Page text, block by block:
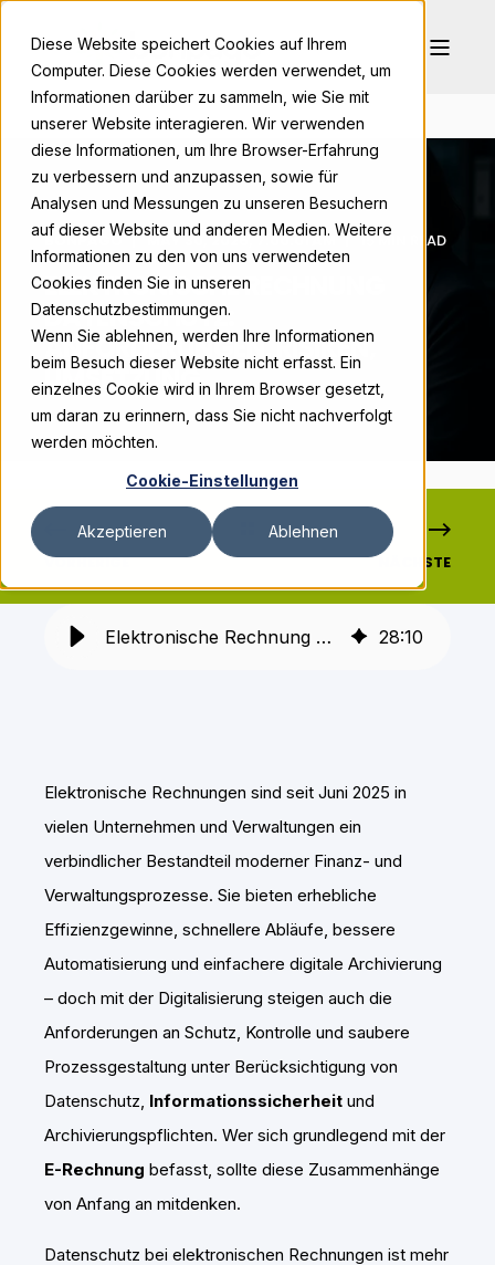
Diese Website speichert Cookies auf Ihrem
Computer. Diese Cookies werden verwendet, um
Informationen darüber zu sammeln, wie Sie mit
unserer Website interagieren. Wir verwenden
diese Informationen, um Ihre Browser-Erfahrung
zu verbessern und anzupassen, sowie für
Analysen und Messungen zu unseren Besuchern
auf dieser Website und anderen Medien. Weitere
Informationen zu den von uns verwendeten
Cookies finden Sie in unseren
Datenschutzbestimmungen.
Wenn Sie ablehnen, werden Ihre Informationen
beim Besuch dieser Website nicht erfasst. Ein
einzelnes Cookie wird in Ihrem Browser gesetzt,
um daran zu erinnern, dass Sie nicht nachverfolgt
werden möchten.
Cookie-Einstellungen
Akzeptieren Ablehnen
BONPAGO MAY 30, 2026, 7:00:01 AM 15 MIN READ
ELEKTRONISCHE RECHNUNG
DATENSCHUTZ:
ANFORDERUNGEN, RISIKEN,
UMSETZUNG
VORHERIGE NÄCHSTE
Elektronische Rechnung Datenschutz: Anforderungen, Risiken, Umsetzung 28:10
Elektronische Rechnungen sind seit Juni 2025 in
vielen Unternehmen und Verwaltungen ein
verbindlicher Bestandteil moderner Finanz- und
Verwaltungsprozesse. Sie bieten erhebliche
Effizienzgewinne, schnellere Abläufe, bessere
Automatisierung und einfachere digitale Archivierung
– doch mit der Digitalisierung steigen auch die
Anforderungen an Schutz, Kontrolle und saubere
Prozessgestaltung unter Berücksichtigung von
Datenschutz, Informationssicherheit und
Archivierungspflichten. Wer sich grundlegend mit der
E-Rechnung befasst, sollte diese Zusammenhänge
von Anfang an mitdenken.
Datenschutz bei elektronischen Rechnungen ist mehr